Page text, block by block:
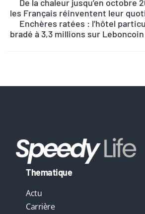
a
:
De la chaleur jusqu’en octobre
les Français réinventent leur
Enchères ratées : l’hôtel
bradé à 3,3 millions sur Leboncoin
Thematique
Actu
Carrière